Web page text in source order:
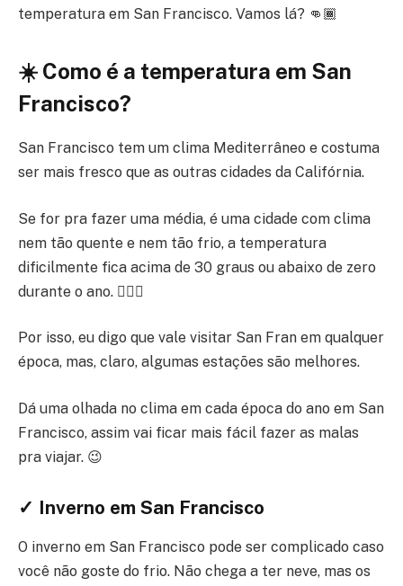
temperatura em San Francisco. Vamos lá? 👊🏾
☀️ Como é a temperatura em San
Francisco?
San Francisco tem um clima Mediterrâneo e costuma
ser mais fresco que as outras cidades da Califórnia.
Se for pra fazer uma média, é uma cidade com clima
nem tão quente e nem tão frio, a temperatura
dificilmente fica acima de 30 graus ou abaixo de zero
durante o ano. 🙆🏾‍♂️
Por isso, eu digo que vale visitar San Fran em qualquer
época, mas, claro, algumas estações são melhores.
Dá uma olhada no clima em cada época do ano em San
Francisco, assim vai ficar mais fácil fazer as malas
pra viajar. 😉
✓ Inverno em San Francisco
O inverno em San Francisco pode ser complicado caso
você não goste do frio. Não chega a ter neve, mas os